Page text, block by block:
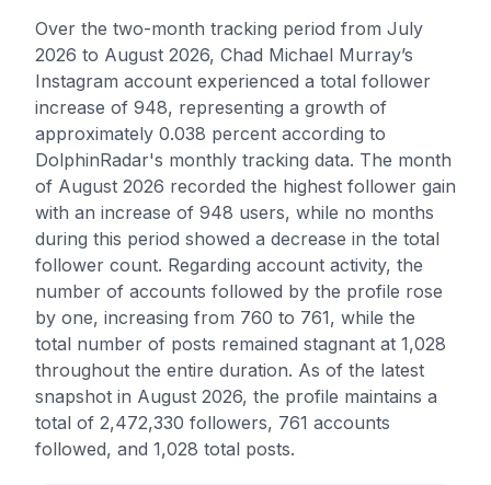
Over the two-month tracking period from July
2026 to August 2026, Chad Michael Murray’s
Instagram account experienced a total follower
increase of 948, representing a growth of
approximately 0.038 percent according to
DolphinRadar's monthly tracking data. The month
of August 2026 recorded the highest follower gain
with an increase of 948 users, while no months
during this period showed a decrease in the total
follower count. Regarding account activity, the
number of accounts followed by the profile rose
by one, increasing from 760 to 761, while the
total number of posts remained stagnant at 1,028
throughout the entire duration. As of the latest
snapshot in August 2026, the profile maintains a
total of 2,472,330 followers, 761 accounts
followed, and 1,028 total posts.